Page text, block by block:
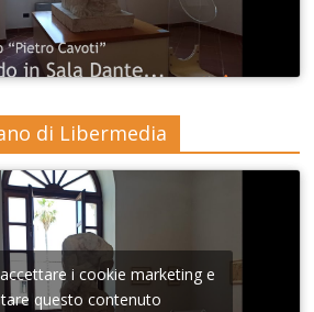
di Libermedia
i cookie marketing e
questo contenuto